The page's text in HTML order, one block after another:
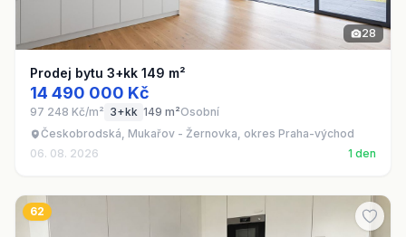
28
Prodej bytu 3+kk 149 m²
14 490 000 Kč
97 248 Kč/m² 3+kk 149 m²Osobní
Českobrodská, Mukařov - Žernovka, okres Praha-východ
06. 08. 2026
1 den
62